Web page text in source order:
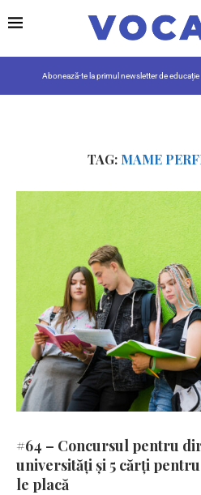
Abonează-te la primul newsletter de educație
TAG: MAME
#64 – Concursul pentru
universități și 5 cărți
le placă